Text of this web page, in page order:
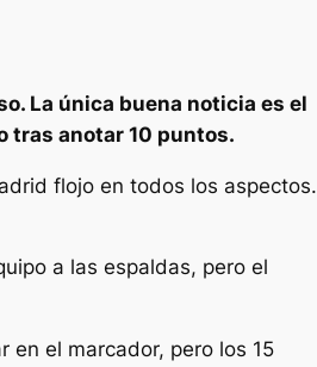
La única buena noticia es el
tras anotar 10 puntos.
flojo en todos los aspectos.
a las espaldas, pero el
en el marcador, pero los 15